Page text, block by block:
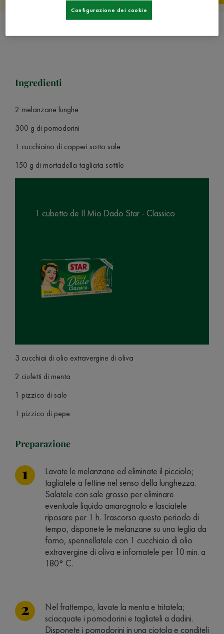
Ingredienti
2 melanzane lunghe
300 g di pomodorini
1 cucchiaino di capperi sotto sale
150 g di mortadella tagliata sottile
1 cubetto de Il Mio Dado Star - Classico
3 cucchiai di olio extravergine di oliva
2 ciufetti di menta
1 pizzico di sale
1 pizzico di pepe
Preparazione
Lavate le melanzane ed eliminate il picciolo;
tagliatele a fettine nel senso della lunghezza.
Salatele con sale grosso per eliminare
eventuale liquido amarognolo e lasciatele
riposare per 1 h. Trascorso questo periodo di
tempo, disponete le melanzane su una teglia da
forno, spennellatele con 1 cucchiaio di olio
extravergine di oliva e infornatele per 10 min. a
180° C.
Nel frattempo, lavate la menta e tritatela;
sciacquate i pomodorini e tagliateli a dadini.
Disponete i pomodorini in una ciotola e conditeli
Configurazione dei cookie